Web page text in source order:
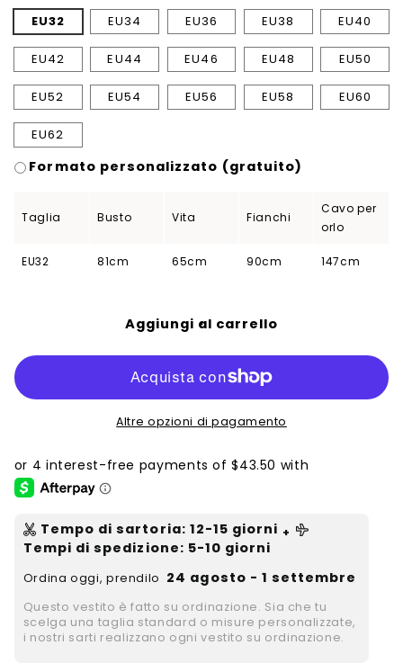
EU32
EU34 EU36 EU38 EU40
EU42 EU44 EU46 EU48 EU50
EU52 EU54 EU56 EU58 EU60
EU62
Formato personalizzato (gratuito)
Taglia Busto Vita Fianchi
Cavo per
orlo
EU32 81cm 65cm 90cm 147cm
Aggiungi al carrello
Altre opzioni di pagamento
Tempo di sartoria: 12-15 giorni +
Tempi di spedizione: 5-10 giorni
Ordina oggi, prendilo 24 agosto - 1 settembre
Questo vestito è fatto su ordinazione. Sia che tu
scelga una taglia standard o misure personalizzate,
i nostri sarti realizzano ogni vestito su ordinazione.